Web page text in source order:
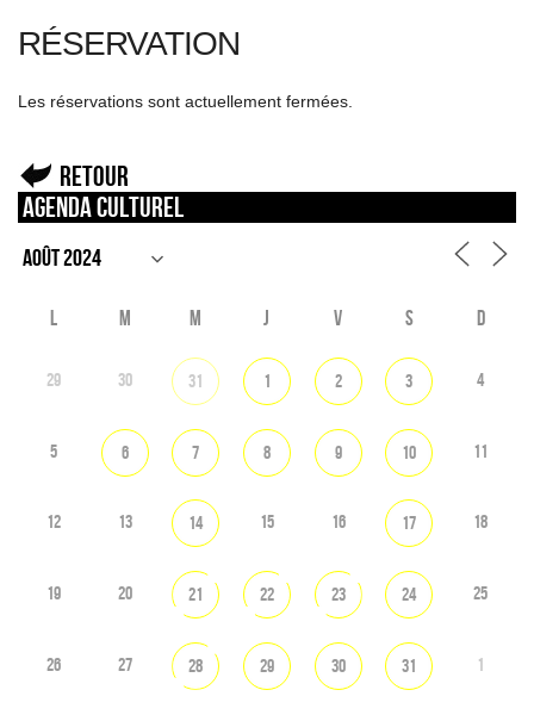
RÉSERVATION
Les réservations sont actuellement fermées.
Retour
Agenda culturel
L M M J V S D
29 30 31 1 2 3 4
5 6 7 8 9 10 11
12 13 14 15 16 17 18
19 20 21 22 23 24 25
26 27 28 29 30 31 1